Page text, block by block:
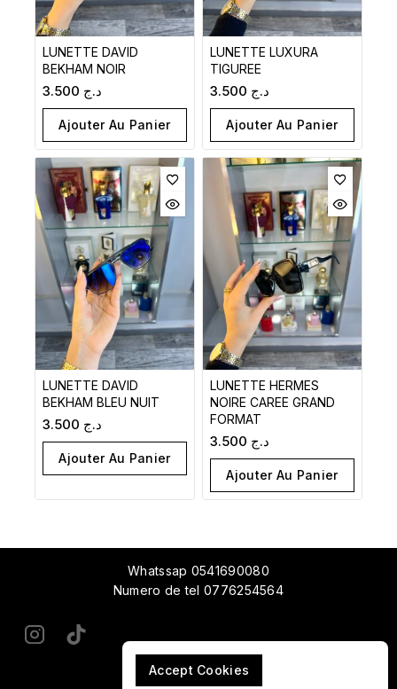
LUNETTE DAVID
BEKHAM NOIR
د.ج
Ajouter Au Panier
LUNETTE LUXURA
TIGUREE
د.ج
Ajouter Au Panier
LUNETTE DAVID
BEKHAM BLEU NUIT
د.ج
Ajouter Au Panier
LUNETTE HERMES
NOIRE CAREE GRAND
FORMAT
د.ج
Ajouter Au Panier
Whatssap 0541690080
Numero de tel 0776254564
Accept Cookies